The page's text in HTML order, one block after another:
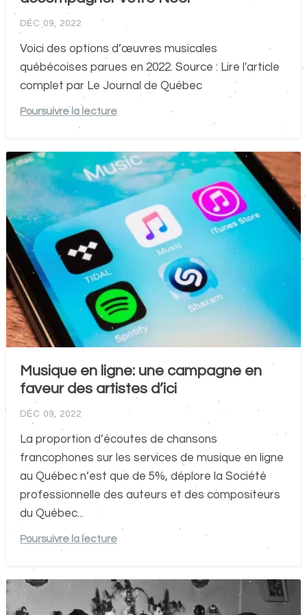
DÉC 09, 2022
Voici des options d’œuvres musicales
québécoises parues en 2022. Source : Lire l'article
complet par Le Journal de Québec
Poursuivre la lecture
Musique en ligne: une campagne en
faveur des artistes d’ici
DÉC 09, 2022
La proportion d’écoutes de chansons
francophones sur les services de musique en ligne
au Québec n’est que de 5%, déplore la Société
professionnelle des auteurs et des compositeurs
du Québec...
Poursuivre la lecture